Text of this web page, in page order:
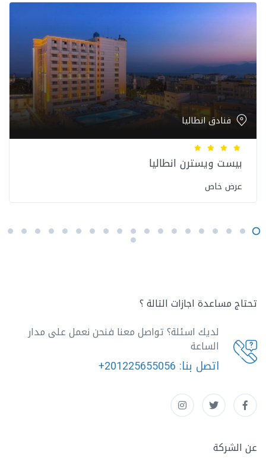
فنادق انطاليا
بيست ويسترن انطاليا
عرض خاص
تحتاج مساعدة اجازات التالة ؟
لديك اسئلة؟ تواصل معنا فنحن نعمل على مدار
الساعة
اتصل بنا: +201225655056
عن الشركة